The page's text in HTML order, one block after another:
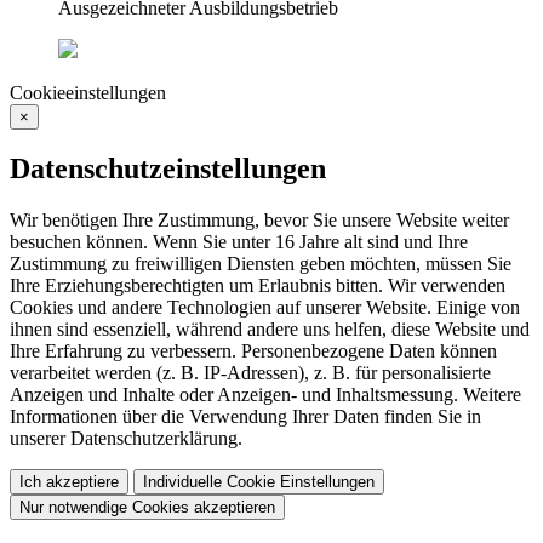
Cookieeinstellungen
×
Datenschutzeinstellungen
Wir benötigen Ihre Zustimmung, bevor Sie unsere Website weiter
besuchen können. Wenn Sie unter 16 Jahre alt sind und Ihre
Zustimmung zu freiwilligen Diensten geben möchten, müssen Sie
Ihre Erziehungsberechtigten um Erlaubnis bitten. Wir verwenden
Cookies und andere Technologien auf unserer Website. Einige von
ihnen sind essenziell, während andere uns helfen, diese Website und
Ihre Erfahrung zu verbessern. Personenbezogene Daten können
verarbeitet werden (z. B. IP-Adressen), z. B. für personalisierte
Anzeigen und Inhalte oder Anzeigen- und Inhaltsmessung. Weitere
Informationen über die Verwendung Ihrer Daten finden Sie in
unserer Datenschutzerklärung.
Ich akzeptiere
Individuelle Cookie Einstellungen
Nur notwendige Cookies akzeptieren